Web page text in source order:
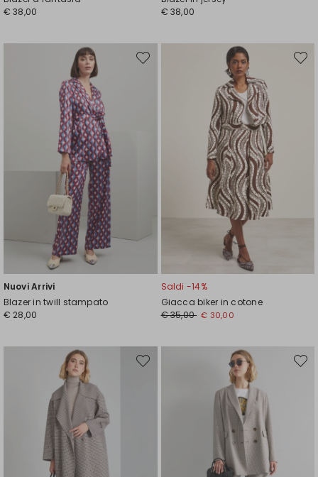
€ 38,00
€ 38,00
Nuovi Arrivi
Blazer in twill stampato
€ 28,00
Sposta
Saldi -14%
Giacca biker in cotone
Prezzo
originale
€ 35,00 Nuovo
prezzo
€ 30,00
Sposta